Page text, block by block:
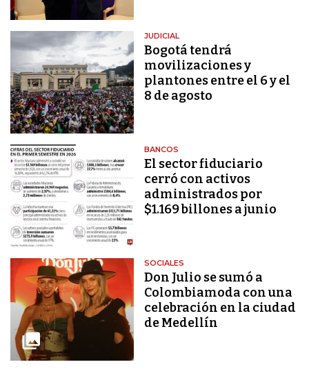
JUDICIAL
Bogotá tendrá
movilizaciones y
plantones entre el 6 y el
8 de agosto
BANCOS
El sector fiduciario
cerró con activos
administrados por
$1.169 billones a junio
SOCIALES
Don Julio se sumó a
Colombiamoda con una
celebración en la ciudad
de Medellín